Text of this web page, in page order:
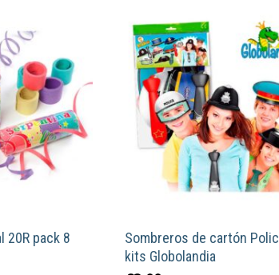
20R pack 8
Sombreros de cartón
kits Globolandia